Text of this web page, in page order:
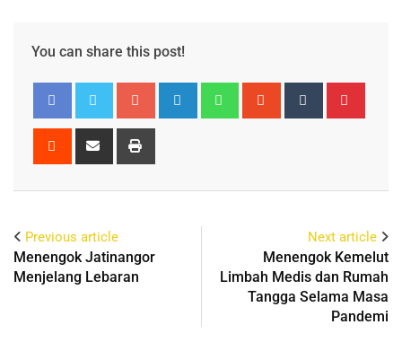
You can share this post!
Previous article
Menengok Jatinangor
Menjelang Lebaran
Next article
Menengok Kemelut
Limbah Medis dan Rumah
Tangga Selama Masa
Pandemi